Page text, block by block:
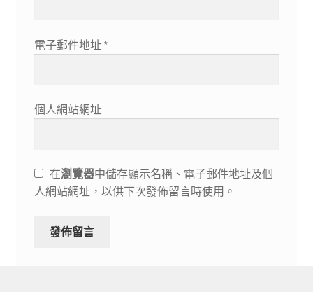
電子郵件地址 *
個人網站網址
在瀏覽器中儲存顯示名稱、電子郵件地址及個
人網站網址，以供下次發佈留言時使用。